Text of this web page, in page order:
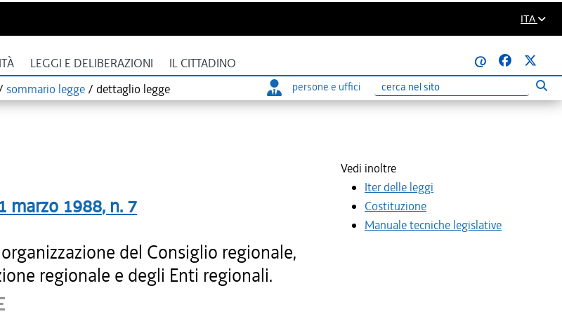
ITA
LEGGI E DELIBERAZIONI IL CITTADINO
@
sommario legge / dettaglio legge persone e uffici
Ricerca
1 marzo 1988, n. 7
del Consiglio regionale,
regionale e degli Enti regionali.
Vedi inoltre
Iter delle leggi
Costituzione
Manuale tecniche legislative